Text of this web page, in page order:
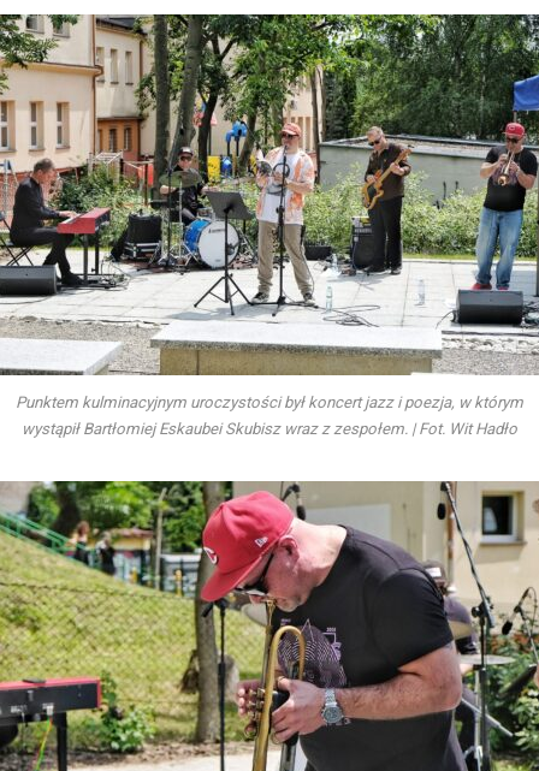
Punktem kulminacyjnym uroczystości był koncert jazz i poezja, w którym
wystąpił Bartłomiej Eskaubei Skubisz wraz z zespołem. | Fot. Wit Hadło